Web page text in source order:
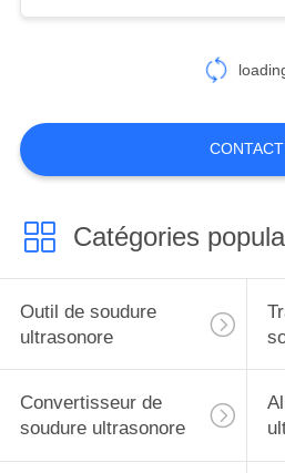
Becs de
Machine-
ultrasonique
Catégories
Outil de soudure
ultrasonore
Convertisseur de
soudure ultrasonore